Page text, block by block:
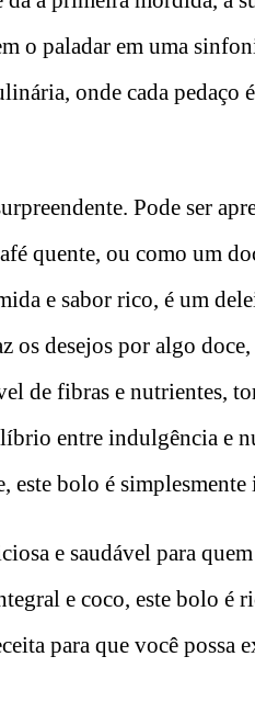
o paladar em uma
onde cada pedaço
Pode ser
quente, ou como um
e sabor rico, é um
os desejos por algo
de fibras e nutrientes,
entre indulgência e
este bolo é
e saudável para
e coco, este bolo é
para que você possa